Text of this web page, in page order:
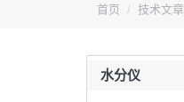
您的位置：
首页 技术文章
水分仪